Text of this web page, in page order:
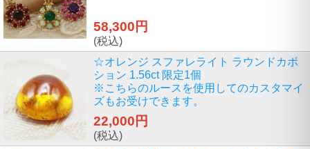
58,300円
(税込)
☆オレンジ スファレライト ラウンドカボ
ション 1.56ct 限定1個
※こちらのルースを使用してのカスタマイ
ズもお受けできます。
22,000円
(税込)